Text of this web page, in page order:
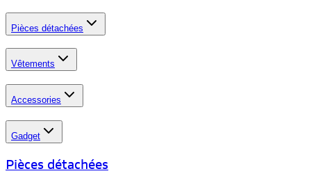
Pièces détachées
Vêtements
Accessories
Gadget
Pièces détachées